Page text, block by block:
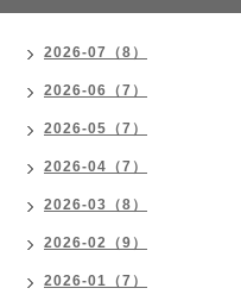
2026-07（8）
2026-06（7）
2026-05（7）
2026-04（7）
2026-03（8）
2026-02（9）
2026-01（7）